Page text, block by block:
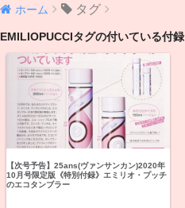
ホーム タグ
EMILIOPUCCIタグの付いている付録
【次号予告】25ans(ヴァンサンカン)2020年
10月号限定版《特別付録》エミリオ・プッチ
のエコタンブラー